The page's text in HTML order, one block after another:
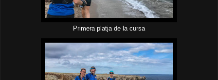
Primera platja de la cursa